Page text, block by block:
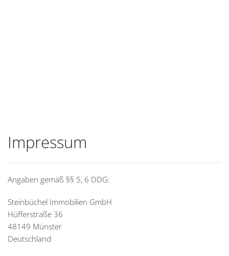
Impressum
Angaben gemäß §§ 5, 6 DDG:
Steinbüchel Immobilien GmbH
Hüfferstraße 36
48149 Münster
Deutschland